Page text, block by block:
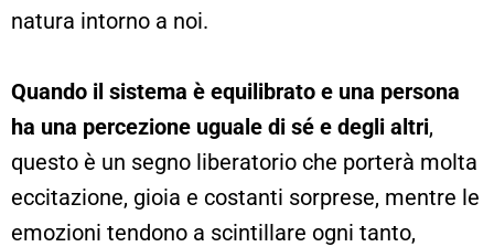
natura intorno a noi.
Quando il sistema è equilibrato e una persona
ha una percezione uguale di sé e degli altri,
questo è un segno liberatorio che porterà molta
eccitazione, gioia e costanti sorprese, mentre le
emozioni tendono a scintillare ogni tanto,